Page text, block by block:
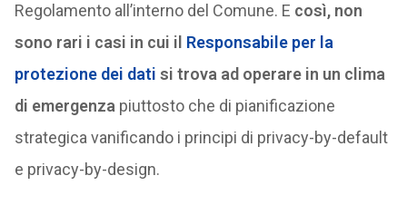
Regolamento all’interno del Comune. E così, non
sono rari i casi in cui il Responsabile per la
protezione dei dati si trova ad operare in un clima
di emergenza piuttosto che di pianificazione
strategica vanificando i principi di privacy-by-default
e privacy-by-design.